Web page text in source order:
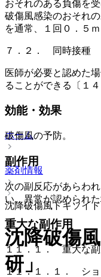
おそれのある負傷を
破傷風感染のおそれ
を通常、１回０．５
７．２． 同時接種
医師が必要と認めた
ることができる〔１
効能・効果
破傷風の予防。
副作用
次の副反応があらわ
い、異常が認められ
重大な副作用
１１．１． 重大な
１１．１．１． ショ
ホーム
薬剤情報
沈降破傷風トキソイ
沈降破傷
研」